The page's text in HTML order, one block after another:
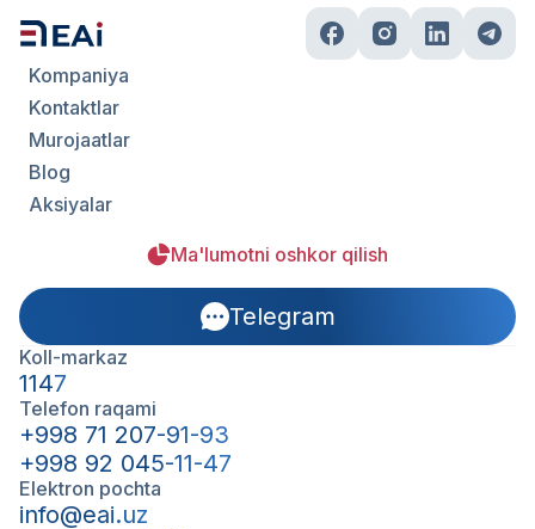
Kompaniya
Kontaktlar
Murojaatlar
Blog
Aksiyalar
Ma'lumotni oshkor qilish
Telegram
Koll-markaz
1147
Telefon raqami
+998 71 207-91-93
+998 92 045-11-47
Elektron pochta
info@eai.uz